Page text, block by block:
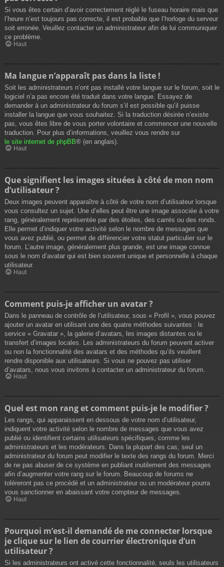
Si vous êtes certain d’avoir correctement réglé le fuseau horaire mais que
l’heure n’est toujours pas correcte, il est probable que l’horloge du serveur
soit erronée. Veuillez contacter un administrateur afin de lui communiquer
ce problème.
Haut
Ma langue n’apparaît pas dans la liste !
Soit les administrateurs n’ont pas installé votre langue sur le forum, soit le
logiciel n’a pas encore été traduit dans votre langue. Essayez de
demander à un administrateur du forum s’il est possible qu’il puisse
installer la langue que vous souhaitez. Si la traduction désirée n’existe
pas, vous êtes libre de vous porter volontaire et commencer une nouvelle
traduction. Pour plus d’informations, veuillez vous rendre sur
le site internet de phpBB® (en anglais).
Haut
Que signifient les images situées à côté de mon nom
d’utilisateur ?
Deux images peuvent apparaître à côté de votre nom d’utilisateur lorsque
vous consultez un sujet. Une d’elles peut être une image associée à votre
rang, généralement représentée par des étoiles, des carrés ou des ronds.
Elle permet d’indiquer votre activité selon le nombre de messages que
vous avez publié, ou permet de différencier votre statut particulier sur le
forum. L’autre image, généralement plus grande, est une image connue
sous le nom d’avatar qui est bien souvent unique et personnelle à chaque
utilisateur.
Haut
Comment puis-je afficher un avatar ?
Dans le panneau de contrôle de l’utilisateur, sous « Profil », vous pouvez
ajouter un avatar en utilisant une des quatre méthodes suivantes : le
service « Gravatar », la galerie d’avatars, les images distantes ou le
transfert d’images locales. Les administrateurs du forum peuvent activer
ou non la fonctionnalité des avatars et des méthodes qu’ils veuillent
rendre disponible aux utilisateurs. Si vous ne pouvez pas utiliser
d’avatars, nous vous invitons à contacter un administrateur du forum.
Haut
Quel est mon rang et comment puis-je le modifier ?
Les rangs, qui apparaissent en dessous de votre nom d’utilisateur,
indiquent votre activité selon le nombre de messages que vous avez
publié ou identifient certains utilisateurs spécifiques, comme les
administrateurs et les modérateurs. Dans la plupart des cas, seul un
administrateur du forum peut modifier le texte des rangs du forum. Merci
de ne pas abuser de ce système en publiant inutilement des messages
afin d’augmenter votre rang sur le forum. Beaucoup de forums ne
toléreront pas ce procédé et un administrateur ou un modérateur pourra
vous sanctionner en abaissant votre compteur de messages.
Haut
Pourquoi m’est-il demandé de me connecter lorsque
je clique sur le lien de courrier électronique d’un
utilisateur ?
Si les administrateurs ont activé cette fonctionnalité, seuls les utilisateurs